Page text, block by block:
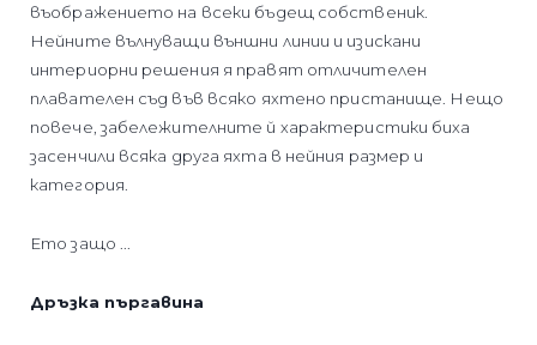
въображението на всеки бъдещ собственик.
Нейните вълнуващи външни линии и изискани
интериорни решения я правят отличителен
плавателен съд във всяко яхтено пристанище. Нещо
повече, забележителните й характеристики биха
засенчили всяка друга яхта в нейния размер и
категория.
Ето защо ...
Дръзка пъргавина